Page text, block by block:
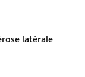
latérale